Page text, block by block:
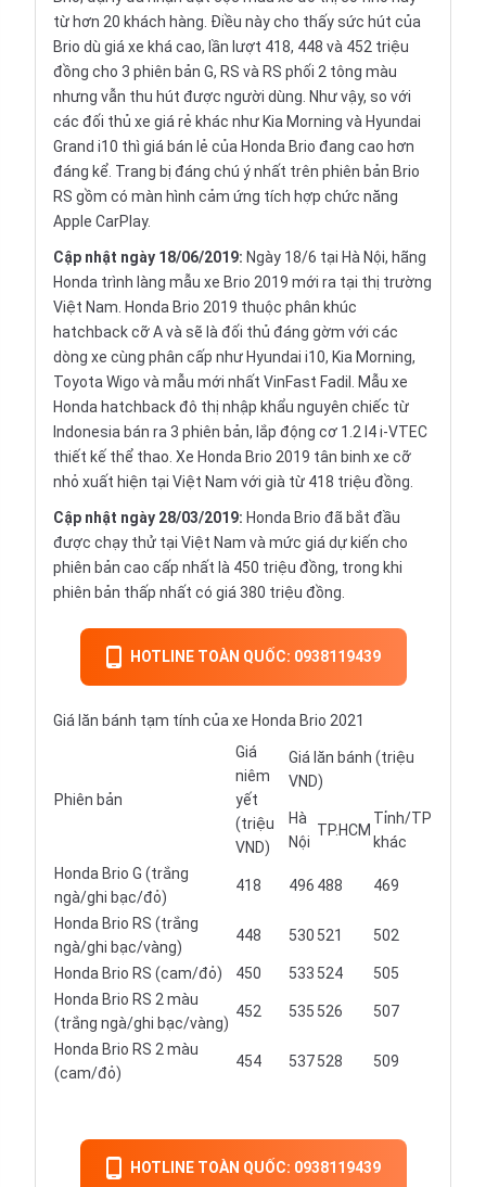
từ hơn 20 khách hàng. Điều này cho thấy sức hút của
Brio dù giá xe khá cao, lần lượt 418, 448 và 452 triệu
đồng cho 3 phiên bản G, RS và RS phối 2 tông màu
nhưng vẫn thu hút được người dùng. Như vậy, so với
các đối thủ xe giá rẻ khác như Kia Morning và Hyundai
Grand i10 thì giá bán lẻ của Honda Brio đang cao hơn
đáng kể. Trang bị đáng chú ý nhất trên phiên bản Brio
RS gồm có màn hình cảm ứng tích hợp chức năng
Apple CarPlay.
Cập nhật ngày 18/06/2019: Ngày 18/6 tại Hà Nội, hãng
Honda trình làng mẫu xe Brio 2019 mới ra tại thị trường
Việt Nam. Honda Brio 2019 thuộc phân khúc
hatchback cỡ A và sẽ là đối thủ đáng gờm với các
dòng xe cùng phân cấp như Hyundai i10, Kia Morning,
Toyota Wigo và mẫu mới nhất VinFast Fadil. Mẫu xe
Honda hatchback đô thị nhập khẩu nguyên chiếc từ
Indonesia bán ra 3 phiên bản, lắp động cơ 1.2 I4 i-VTEC
thiết kế thể thao. Xe Honda Brio 2019 tân binh xe cỡ
nhỏ xuất hiện tại Việt Nam với già từ 418 triệu đồng.
Cập nhật ngày 28/03/2019: Honda Brio đã bắt đầu
được chạy thử tại Việt Nam và mức giá dự kiến cho
phiên bản cao cấp nhất là 450 triệu đồng, trong khi
phiên bản thấp nhất có giá 380 triệu đồng.
HOTLINE TOÀN QUỐC: 0938119439
Giá lăn bánh tạm tính của xe Honda Brio 2021
Phiên bản
Giá
niêm
yết
(triệu
VND)
Giá lăn bánh (triệu
VND)
Hà
Nội
TP.HCM
Tỉnh/TP
khác
Honda Brio G (trắng
ngà/ghi bạc/đỏ)
418 496 488 469
Honda Brio RS (trắng
ngà/ghi bạc/vàng)
448 530 521 502
Honda Brio RS (cam/đỏ) 450 533 524
505
Honda Brio RS 2 màu
(trắng ngà/ghi bạc/vàng)
452 535 526 507
Honda Brio RS 2 màu
(cam/đỏ)
454 537528 509
HOTLINE TOÀN QUỐC: 0938119439